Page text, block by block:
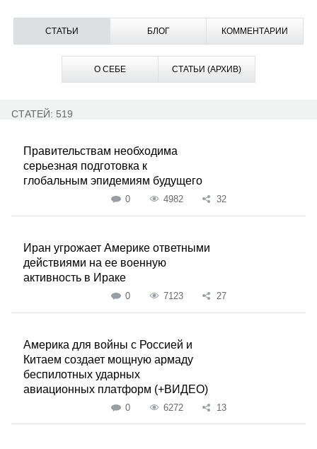
СТАТЬИ БЛОГ КОММЕНТАРИИ
О СЕБЕ СТАТЬИ (АРХИВ)
СТАТЕЙ: 519
Правительствам необходима
серьезная подготовка к
глобальным эпидемиям будущего
0 4982 32
Иран угрожает Америке ответными
действиями на ее военную
активность в Ираке
0 7123 27
Америка для войны с Россией и
Китаем создает мощную армаду
беспилотных ударных
авиационных платформ (+ВИДЕО)
0 6272 13